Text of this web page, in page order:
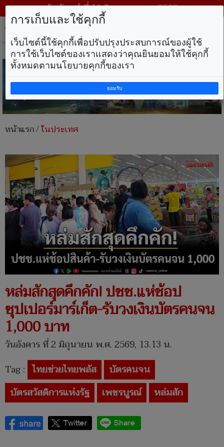
วันจันทร์ ที่ 10 สิงหาคม พ.ศ. 2569
หน้าแรก/ในประเทศ
หล่มสักสุดคึกคัก! ปชช.แห่ช้อป
ซุปเปอร์มาร์เก็ต-รับวงเงินบัตรคนจน
1,000 บาท
วันอังคาร ที่ 2 มิถุนายน พ.ศ. 2569, 13.13 น.
Tag : ไทยช่วยไทยพลัส
บัตรคนจน
บัตรสวัสดิการแห่งรัฐ
เพชรบูรณ์ หล่มสัก
การเก็บและใช้คุกกี้
เว็บไซต์นี้ใช้คุกกี้เพื่อปรับปรุงประสบการณ์ของผู้ใช้
การใช้เว็บไซต์ของเราแสดงว่าคุณยินยอมให้ใช้คุกกี้
ทั้งหมดตามนโยบายคุกกี้ของเรา
ยอมรับ